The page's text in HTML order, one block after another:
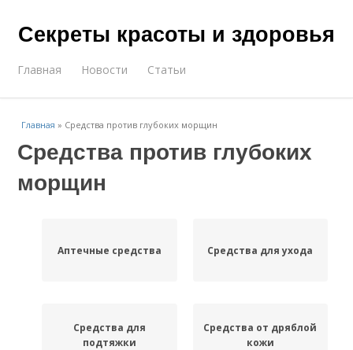
Секреты красоты и здоровья
Главная Новости Статьи
Главная » Средства против глубоких морщин
Средства против глубоких
морщин
Аптечные средства Средства для ухода
Средства для
подтяжки
Средства от дряблой
кожи